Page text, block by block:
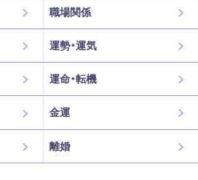
職場関係
運勢・運気
運命・転機
金運
離婚